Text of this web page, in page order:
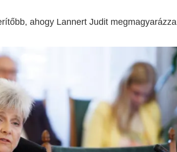
ahogy Lannert Judit megmagyarázza